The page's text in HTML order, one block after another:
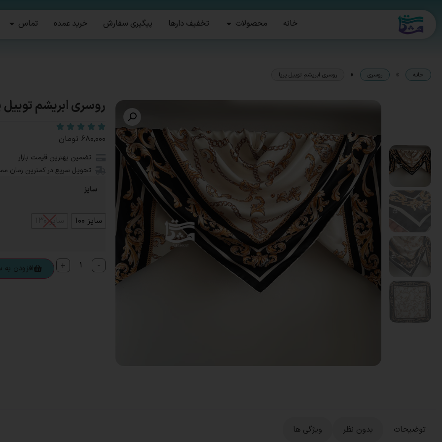
خانه محصولات تخفیف دارها پیگیری سفارش خرید عمده تماس
خانه » روسری » روسری ابریشم توییل پریا
روسری ابریشم توییل
۶۸۰,۰۰۰ تومان
تضمین بهترین قیمت بازار
تحویل سریع در کمترین زمان
سایز
سایز ۱۰۰ سایز ۱۳۰
-
+ افزودن
توضیحات بدون نظر ویژگی ها